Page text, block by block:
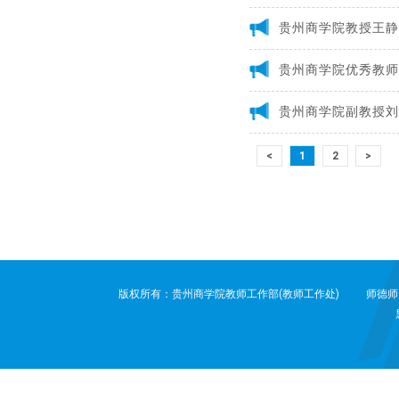
贵州商学院教授王
贵州商学院优秀教
贵州商学院副教授
< 1 2 >
版权所有：贵州商学院教师工作部(教师工作处)
师德